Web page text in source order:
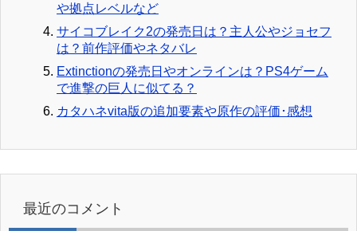
や拠点レベルなど
サイコブレイク2の発売日は？主人公やジョセフ
は？前作評価やネタバレ
Extinctionの発売日やオンラインは？PS4ゲーム
で進撃の巨人に似てる？
カタハネvita版の追加要素や原作の評価･感想
最近のコメント